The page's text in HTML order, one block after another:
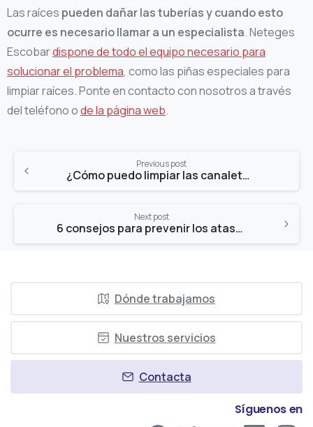
Las raíces pueden dañar las tuberías y cuando esto
ocurre es necesario llamar a un especialista. Neteges
Escobardispone de todo el equipo necesario para
solucionar el problema, como las piñas especiales para
limpiar raíces. Ponte en contacto con nosotros a través
del teléfono ode la página web.
Reading
Previous post
¿Cómo puedo limpiar las canaletas de casa?
Next post
6 consejos para prevenir los atascos
Dónde trabajamos
Nuestros servicios
Contacta
Síguenos en